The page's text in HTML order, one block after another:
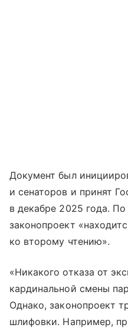
Документ был
и сенаторов и принят
в декабре 2025 года.
законопроект
ко второму чтению».
«Никакого отказа от
кардинальной смены
Однако, законопроект
шлифовки. Например,